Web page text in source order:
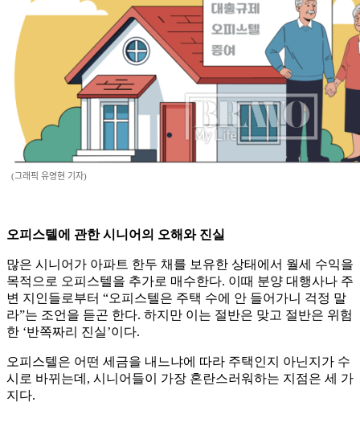
(그래픽 유영현 기자)
오피스텔에 관한 시니어의 오해와 진실
많은 시니어가 아파트 한두 채를 보유한 상태에서 월세 수익을
목적으로 오피스텔을 추가로 매수한다. 이때 분양 대행사나 주
변 지인들로부터 “오피스텔은 주택 수에 안 들어가니 걱정 말
라”는 조언을 듣곤 한다. 하지만 이는 절반은 맞고 절반은 위험
한 ‘반쪽짜리 진실’이다.
오피스텔은 어떤 세금을 내느냐에 따라 주택인지 아닌지가 수
시로 바뀌는데, 시니어들이 가장 혼란스러워하는 지점은 세 가
지다.